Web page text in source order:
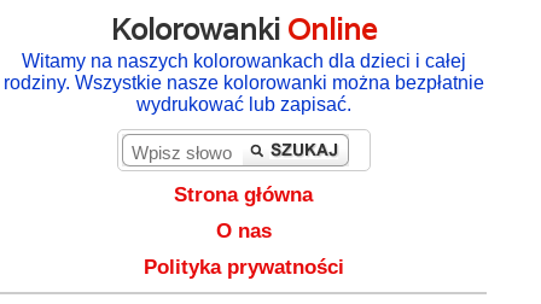
Kolorowanki Online
Witamy na naszych kolorowankach dla dzieci i całej
rodziny. Wszystkie nasze kolorowanki można bezpłatnie
wydrukować lub zapisać.
Strona główna
O nas
Polityka prywatności